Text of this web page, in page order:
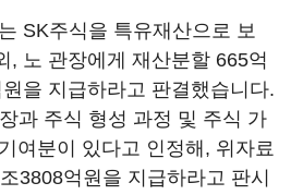
SK주식을 특유재산으로 보
, 노 관장에게 재산분할 665억
을 지급하라고 판결했습니다.
과 주식 형성 과정 및 주식 가
여분이 있다고 인정해, 위자료
3808억원을 지급하라고 판시